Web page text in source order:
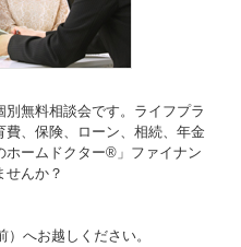
無料相談会です。ライフプラ
、保険、ローン、相続、年金
ホームドクター®」ファイナン
せんか？
へお越しください。